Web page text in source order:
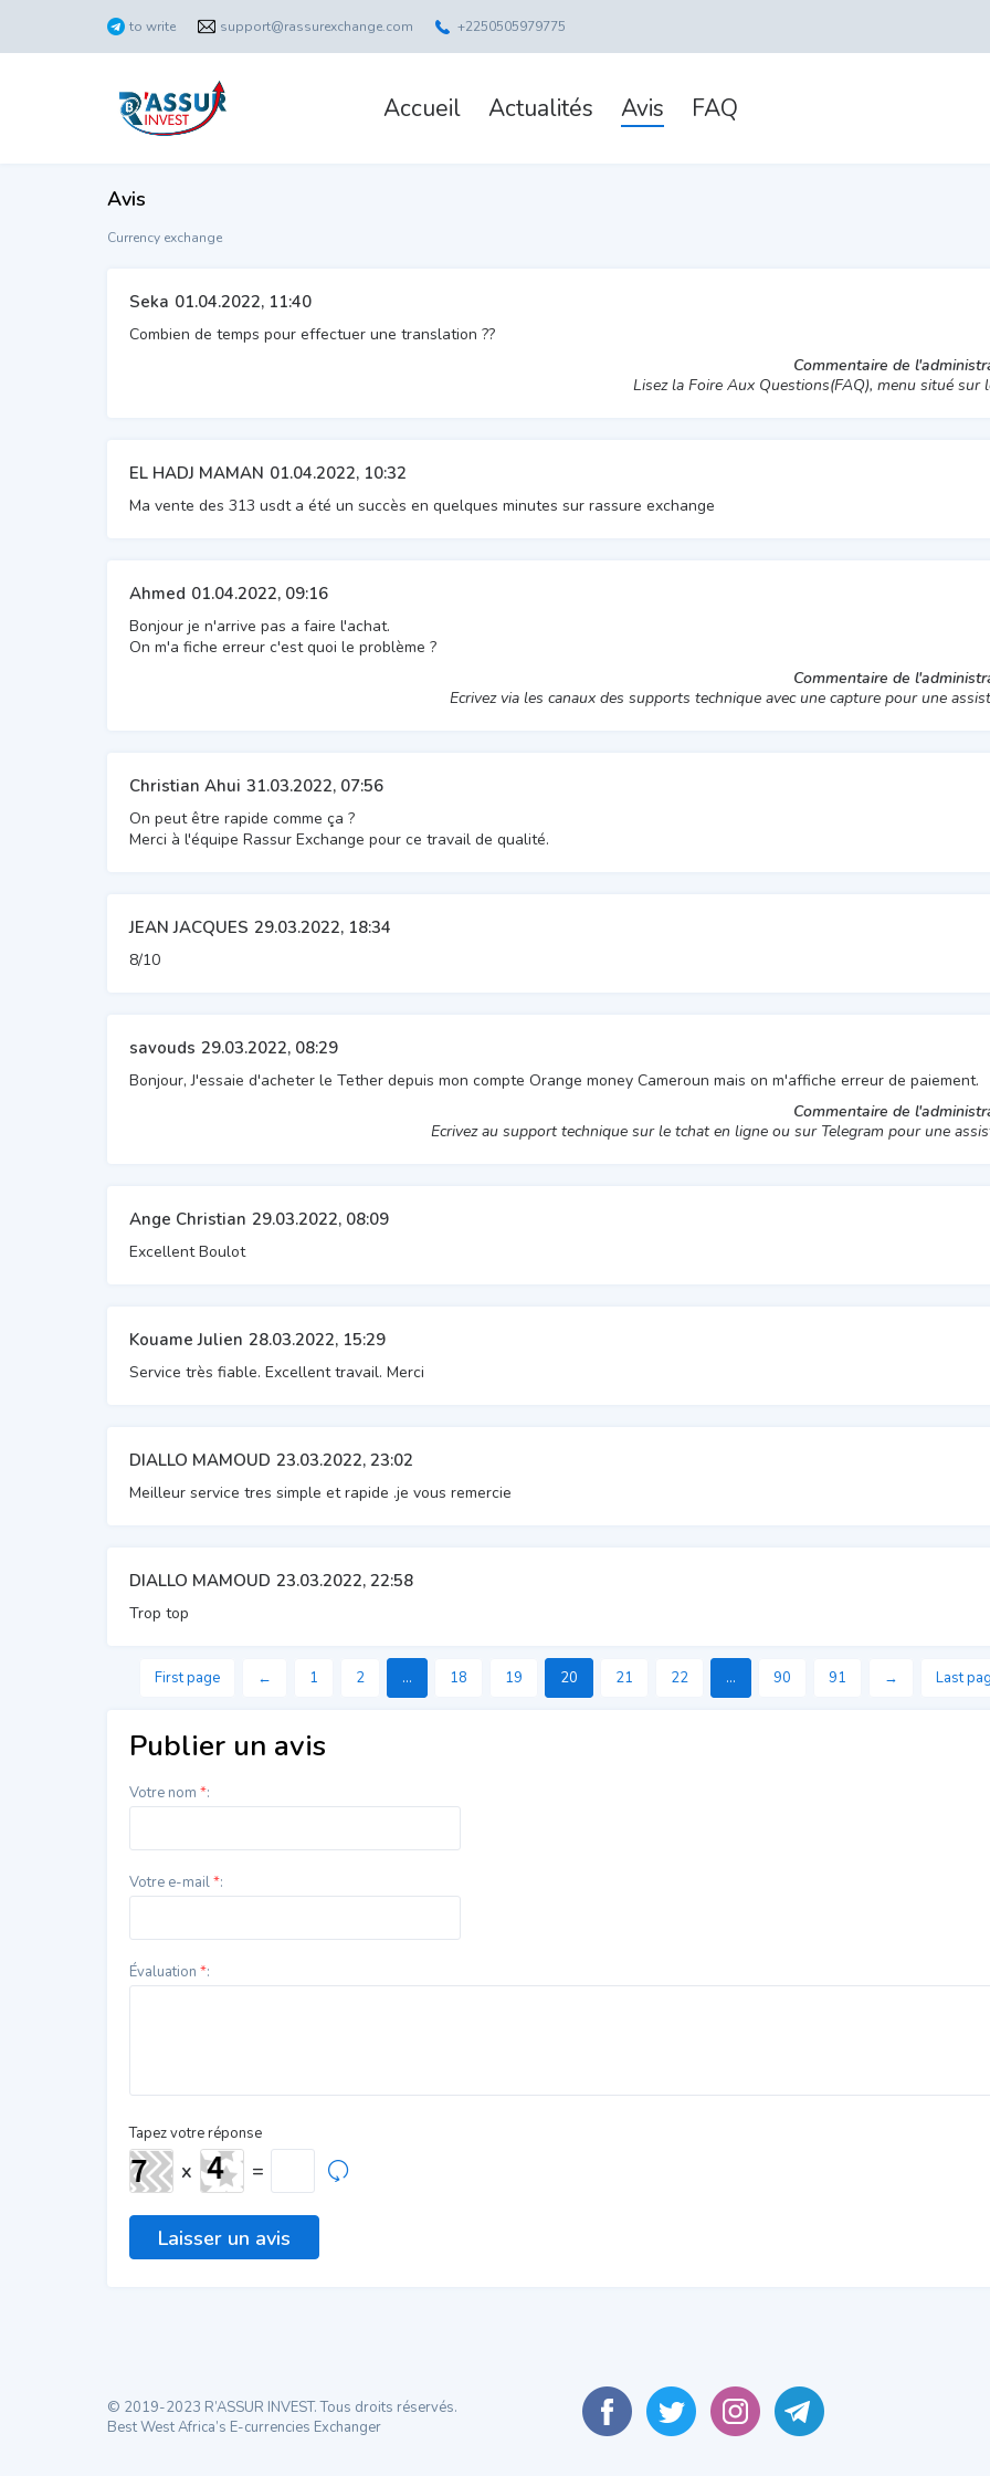
to write support@rassurexchange.com +2250505979775
Accueil Actualités Avis FAQ
Avis
Currency exchange
Seka 01.04.2022, 11:40
Combien de temps pour effectuer une translation ??
Commentaire de
Lisez la Foire Aux Questions(FAQ), menu situé sur
EL HADJ MAMAN 01.04.2022, 10:32
Ma vente des 313 usdt a été un succès en quelques minutes sur rassure exchange
Ahmed 01.04.2022, 09:16
Bonjour je n'arrive pas a faire l'achat.
On m'a fiche erreur c'est quoi le problème ?
Commentaire de
Ecrivez via les canaux des supports technique avec une capture pour une
Christian Ahui 31.03.2022, 07:56
On peut être rapide comme ça ?
Merci à l'équipe Rassur Exchange pour ce travail de qualité.
JEAN JACQUES 29.03.2022, 18:34
8/10
savouds 29.03.2022, 08:29
Bonjour, J'essaie d'acheter le Tether depuis mon compte Orange money Cameroun mais on m'affiche erreur de paiement.
Commentaire de
Ecrivez au support technique sur le tchat en ligne ou sur Telegram pour une
Ange Christian 29.03.2022, 08:09
Excellent Boulot
Kouame Julien 28.03.2022, 15:29
Service très fiable. Excellent travail. Merci
DIALLO MAMOUD 23.03.2022, 23:02
Meilleur service tres simple et rapide .je vous remercie
DIALLO MAMOUD 23.03.2022, 22:58
Trop top
First page ← 1 2 ... 18 19 20 21 22 ... 90 91 → Last
Publier un avis
Votre nom *:
Votre e-mail*:
Évaluation *:
Tapez votre réponse
x =
© 2019-2023 R’ASSUR INVEST. Tous droits réservés.
Best West Africa’s E-currencies Exchanger